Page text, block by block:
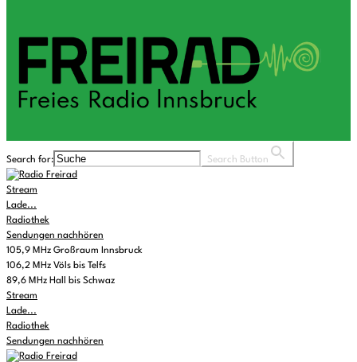
Search for: Search Button
Stream
Lade...
Radiothek
Sendungen nachhören
105,9 MHz Großraum Innsbruck
106,2 MHz Völs bis Telfs
89,6 MHz Hall bis Schwaz
Stream
Lade...
Radiothek
Sendungen nachhören